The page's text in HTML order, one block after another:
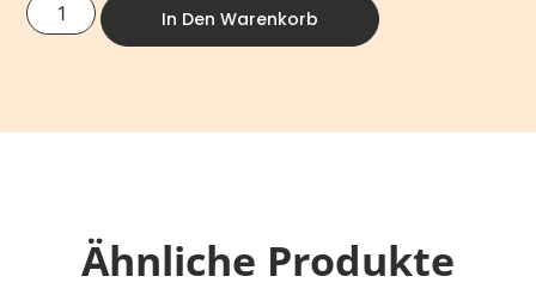
In Den Warenkorb
Ähnliche Produkte